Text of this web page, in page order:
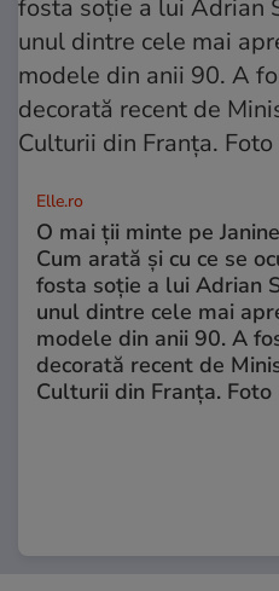
Elle.ro
O mai ții minte pe
Cum arată și cu ce se
fosta soție a lui Adrian
unul dintre cele mai
modele din anii 90. A
decorată recent de
Culturii din Franța. Foto